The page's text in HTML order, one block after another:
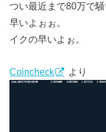
つい最近まで80万で騒
早いよぉぉ。
イクの早いよぉ。
Coincheck より